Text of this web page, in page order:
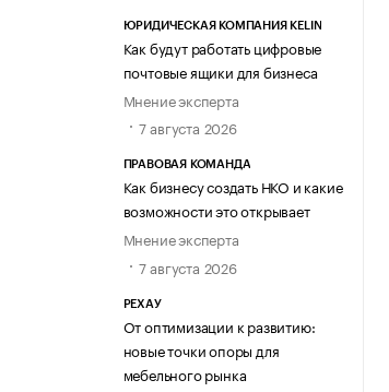
ЮРИДИЧЕСКАЯ КОМПАНИЯ KELIN
Как будут работать цифровые
почтовые ящики для бизнеса
Мнение эксперта
7 августа 2026
ПРАВОВАЯ КОМАНДА
Как бизнесу создать НКО и какие
возможности это открывает
Мнение эксперта
7 августа 2026
РЕХАУ
От оптимизации к развитию:
новые точки опоры для
мебельного рынка